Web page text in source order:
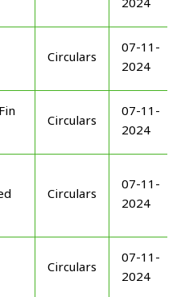
2024
Circulars
07-11-
2024
Circulars
07-11-
2024
Circulars
07-11-
2024
Circulars
07-11-
2024